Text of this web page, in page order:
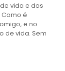
vida e dos
é
e no
de vida. Sem